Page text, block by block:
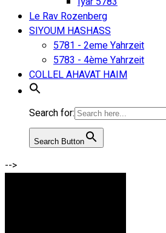
Le Rav Rozenberg
SIYOUM HASHASS
5781 - 2eme Yahrzeit
5783 - 4ème Yahrzeit
COLLEL AHAVAT HAIM
Search for:
Search Button
-->